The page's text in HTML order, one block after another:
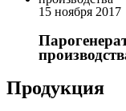
15 ноября 2017
Продукция